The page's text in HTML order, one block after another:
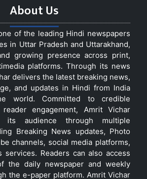
About Us
of the leading Hindi newspapers
in Uttar Pradesh and Uttarakhand,
growing presence across print,
platforms. Through its news
delivers the latest breaking news,
and updates in Hindi from India
world. Committed to credible
engagement, Amrit Vichar
its audience through multiple
Breaking News updates, Photo
channels, social media platforms,
services. Readers can also access
the daily newspaper and weekly
the e-paper platform. Amrit Vichar